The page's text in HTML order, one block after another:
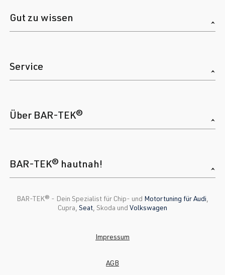
Gut zu wissen
Service
Über BAR-TEK®
BAR-TEK® hautnah!
BAR-TEK®️ - Dein Spezialist für Chip- und Motortuning für Audi
Cupra, Seat , Skoda und Volkswagen
Impressum
AGB